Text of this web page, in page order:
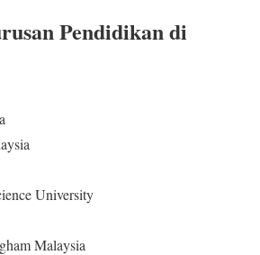
Pendidikan di
University
Malaysia